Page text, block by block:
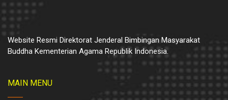
Website Resmi Direktorat Jenderal Bimbingan Masyarakat
Buddha Kementerian Agama Republik Indonesia.
MAIN MENU